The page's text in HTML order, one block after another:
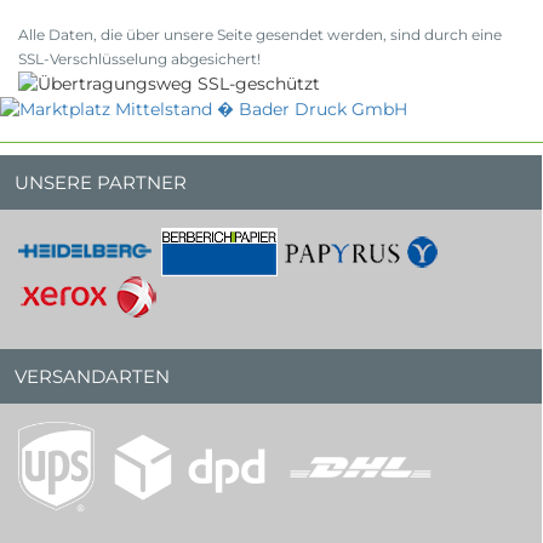
Alle Daten, die über unsere Seite gesendet werden, sind durch eine
SSL-Verschlüsselung abgesichert!
UNSERE PARTNER
VERSANDARTEN